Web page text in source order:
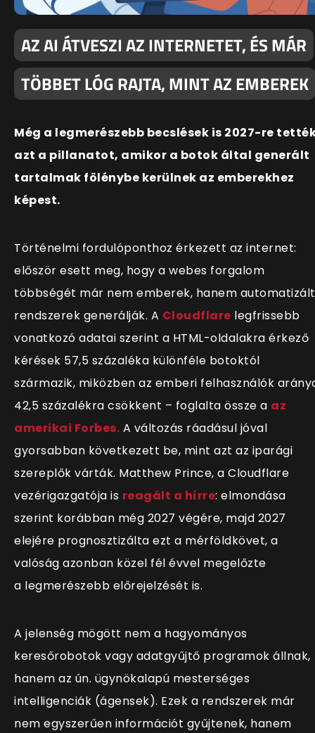
AZ AI ÁTVESZI AZ INTERNETET, ÉS MÁR
TÖBBET LÓG RAJTA, MINT AZ EMBEREK
Még a legmerészebb becslések is 2027-re
azt a pillanatot, amikor a botok által generált
tartalmak fölénybe kerülnek az emberekhez
képest.
Történelmi fordulóponthoz érkezett az internet:
először esett meg, hogy a webes forgalom
többségét már nem emberek, hanem automatizált
rendszerek generálják. A Cloudflare legfrissebb
vonatkozó adatai szerint a HTML-oldalakra érkező
kérések 57,5 százaléka különféle botoktól
származik, miközben az emberi felhasználók
42,5 százalékra csökkent – foglalta össze a az
amerikai Forbes. A változás ráadásul jóval
gyorsabban következett be, mint azt az iparági
szereplők várták. Matthew Prince, a Cloudflare
vezérigazgatója is reagált a hírre: elmondása
szerint korábban még 2027 végére, majd 2027
elejére prognosztizálta ezt a mérföldkövet, a
valóság azonban közel fél évvel megelőzte
a legmerészebb előrejelzését is.
A jelenség mögött nem a hagyományos
keresőrobotok vagy adatgyűjtő programok állnak,
hanem az ún. ügynökalapú mesterséges
intelligenciák (ágensek). Ezek a rendszerek már
nem egyszerűen információt gyűjtenek, hanem